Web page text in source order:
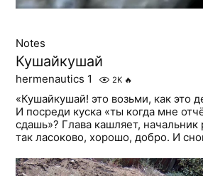
Notes
Кушайкушай
hermenautics 1 2K 🔥
«Кушайкушай! это возьми, как это
И посреди куска «ты когда мне
сдашь»? Глава кашляет,
так ласоково, хорошо, добро. И